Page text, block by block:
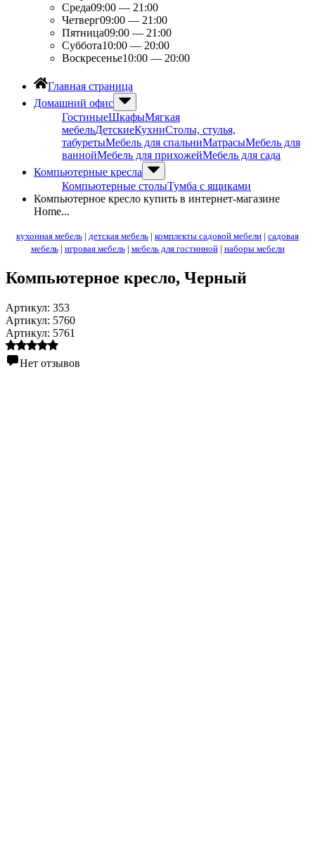
Среда09:00 — 21:00
Четверг09:00 — 21:00
Пятница09:00 — 21:00
Суббота10:00 — 20:00
Воскресенье10:00 — 20:00
Главная страница
Домашний офис
ГостиныеШкафыМягкая
мебельДетскиеКухниСтолы, стулья,
табуретыМебель для спальниМатрасыМебель для
ваннойМебель для прихожейМебель для сада
Компьютерные кресла
Компьютерные столыТумба с ящиками
Компьютерное кресло купить в интернет-магазине
Home...
кухонная мебель | детская мебель | комплекты садовой мебели | садовая
мебель| игровая мебель| мебель для гостинной| наборы мебели
Компьютерное кресло, Черный
Артикул: 353
Артикул: 5760
Артикул: 5761
Нет отзывов